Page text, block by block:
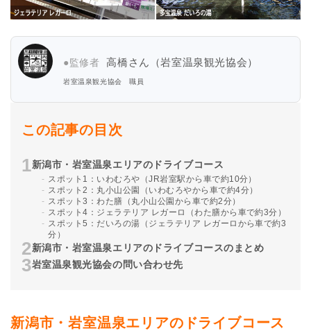
●監修者 高橋さん（岩室温泉観光協会）
岩室温泉観光協会 職員
この記事の目次
新潟市・岩室温泉エリアのドライブコース
スポット1：いわむろや（JR岩室駅から車で約10分）
スポット2：丸小山公園（いわむろやから車で約4分）
スポット3：わた膳（丸小山公園から車で約2分）
スポット4：ジェラテリア レガーロ（わた膳から車で約3分）
スポット5：だいろの湯（ジェラテリア レガーロから車で約3
分）
新潟市・岩室温泉エリアのドライブコースのまとめ
岩室温泉観光協会の問い合わせ先
新潟市・岩室温泉エリアのドライブコース